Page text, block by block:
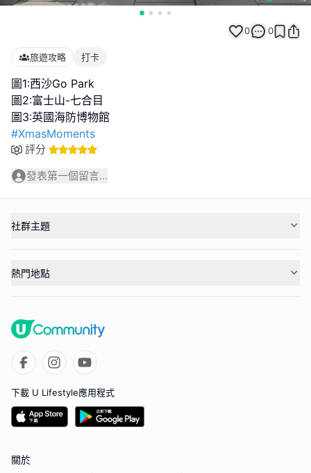
0 0
旅遊攻略 打卡
圖1:西沙Go Park
圖2:富士山-七合目
#XmasMoments
評分
發表第一個留言...
社群主題
熱門地點
下載 U Lifestyle應用程式
關於